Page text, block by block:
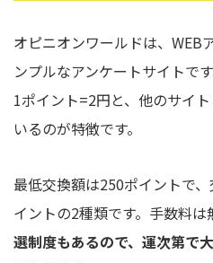
オピニオンワールドは、WEB
ンプルなアンケートサイトで
1ポイント=2円と、他のサイ
いるのが特徴です。
最低交換額は250ポイントで
イントの2種類です。手数料は
選制度もあるので、運次第で